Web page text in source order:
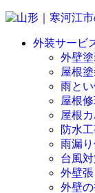
外装サービ
外壁
屋根
雨と
屋根
屋根
防水
雨漏
台風
外壁
外壁